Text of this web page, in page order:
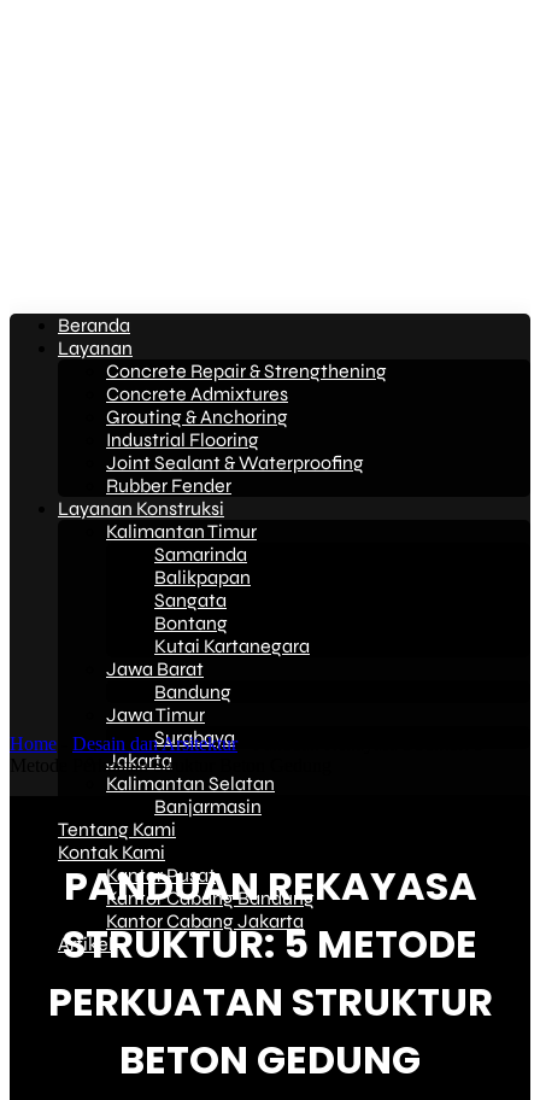
Beranda
Layanan
Concrete Repair & Strengthening
Concrete Admixtures
Grouting & Anchoring
Industrial Flooring
Joint Sealant & Waterproofing
Rubber Fender
Layanan Konstruksi
Kalimantan Timur
Samarinda
Balikpapan
Sangata
Bontang
Kutai Kartanegara
Jawa Barat
Bandung
Jawa Timur
Surabaya
Jakarta
Kalimantan Selatan
Banjarmasin
Tentang Kami
Kontak Kami
Kantor Pusat
Kantor Cabang Bandung
Kantor Cabang Jakarta
Artikel
Home Desain dan Arsitektur-
Metode Perkuatan Struktur Beton Gedung
PANDUAN REKAYASA
STRUKTUR: 5 METODE
PERKUATAN STRUKTUR
BETON GEDUNG